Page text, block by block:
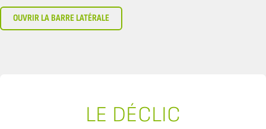
OUVRIR LA BARRE LATÉRALE
LE DÉCLIC